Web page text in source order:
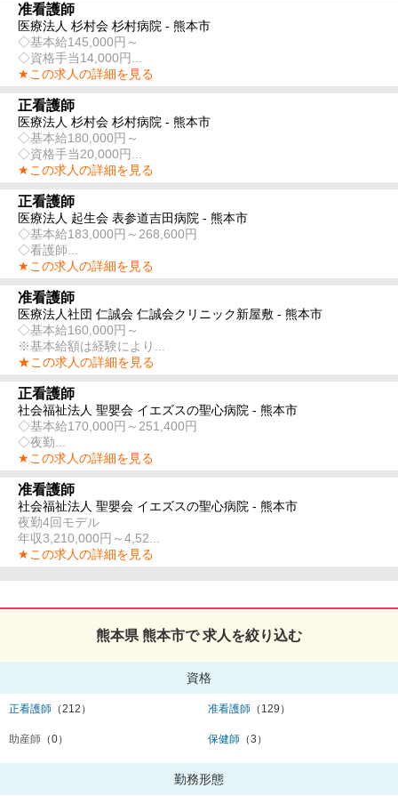
准看護師
医療法人 杉村会 杉村病院 - 熊本市
◇基本給145,000円～
◇資格手当14,000円...
★この求人の詳細を見る
正看護師
医療法人 杉村会 杉村病院 - 熊本市
◇基本給180,000円～
◇資格手当20,000円...
★この求人の詳細を見る
正看護師
医療法人 起生会 表参道吉田病院 - 熊本市
◇基本給183,000円～268,600円
◇看護師...
★この求人の詳細を見る
准看護師
医療法人社団 仁誠会 仁誠会クリニック新屋敷 - 熊本市
◇基本給160,000円～
※基本給額は経験により...
★この求人の詳細を見る
正看護師
社会福祉法人 聖嬰会 イエズスの聖心病院 - 熊本市
◇基本給170,000円～251,400円
◇夜勤...
★この求人の詳細を見る
准看護師
社会福祉法人 聖嬰会 イエズスの聖心病院 - 熊本市
夜勤4回モデル
年収3,210,000円～4,52...
★この求人の詳細を見る
熊本県 熊本市で 求人を絞り込む
資格
正看護師 （212） 准看護師 （129）
助産師 （0） 保健師 （3）
勤務形態